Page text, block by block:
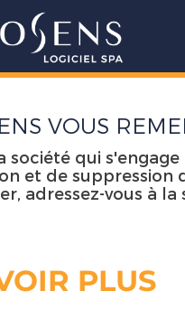
VOUS
qui
et de suppression
adressez-vous à la
PLUS